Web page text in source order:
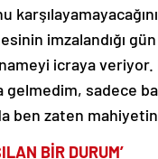
imzalandığı
icraya veriyor.
sadece
ben zaten
BİR DURUM’